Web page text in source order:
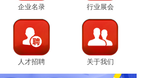
企业名录 行业展会
人才招聘 关于我们